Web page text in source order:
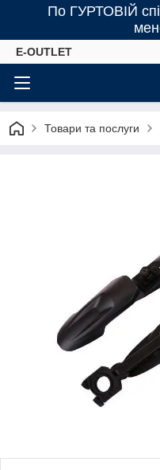
По ГУРТОВІЙ
E-OUTLET
Товари та послуги